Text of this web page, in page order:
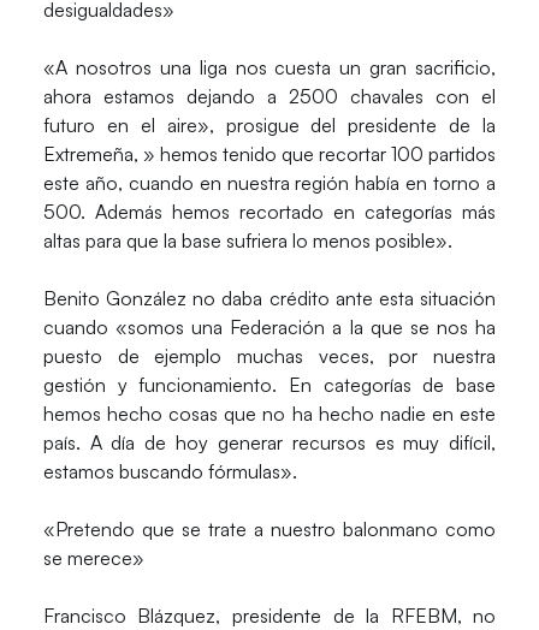
desigualdades»
«A nosotros una liga nos cuesta un gran sacrificio,
ahora estamos dejando a 2500 chavales con el
futuro en el aire», prosigue del presidente de la
Extremeña, » hemos tenido que recortar 100 partidos
este año, cuando en nuestra región había en torno a
500. Además hemos recortado en categorías más
altas para que la base sufriera lo menos posible».
Benito González no daba crédito ante esta situación
cuando «somos una Federación a la que se nos ha
puesto de ejemplo muchas veces, por nuestra
gestión y funcionamiento. En categorías de base
hemos hecho cosas que no ha hecho nadie en este
país. A día de hoy generar recursos es muy difícil,
estamos buscando fórmulas».
«Pretendo que se trate a nuestro balonmano como
se merece»
Francisco Blázquez, presidente de la RFEBM, no